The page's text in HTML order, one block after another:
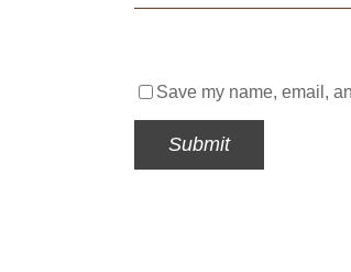
Save my name, email,